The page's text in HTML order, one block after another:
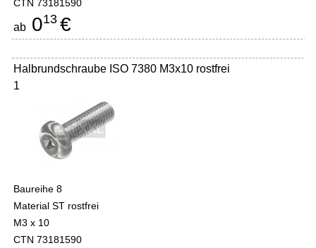
CTN 73181590
ab 013 €
Halbrundschraube ISO 7380 M3x10 rostfrei
1
Baureihe 8
Material ST rostfrei
M3 x 10
CTN 73181590